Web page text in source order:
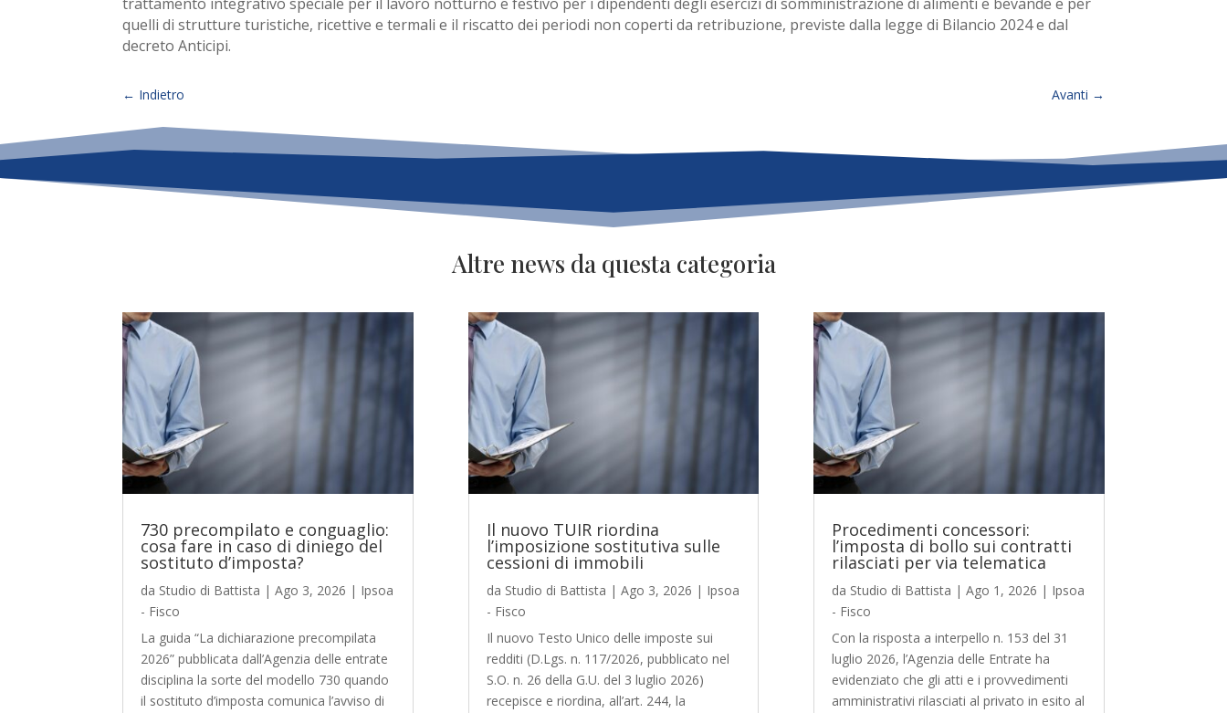
quelli di strutture turistiche, ricettive e termali e il riscatto dei periodi non coperti da retribuzione, previste dalla legge di Bilancio 2024 e dal
decreto Anticipi.
← Indietro Avanti →
Altre news da questa categoria
730 precompilato e conguaglio:
cosa fare in caso di diniego del
sostituto d’imposta?
da Studio di Battista |Ago 3, 2026 | Ipsoa
- Fisco
La guida “La dichiarazione precompilata
2026” pubblicata dall’Agenzia delle entrate
disciplina la sorte del modello 730 quando
il sostituto d’imposta comunica l’avviso di
Il nuovo TUIR riordina
l’imposizione sostitutiva sulle
cessioni di immobili
da Studio di Battista | Ago 3, 2026 | Ipsoa
- Fisco
Il nuovo Testo Unico delle imposte sui
redditi (D.Lgs. n. 117/2026, pubblicato nel
S.O. n. 26 della G.U. del 3 luglio 2026)
recepisce e riordina, all’art. 244, la
Procedimenti concessori:
l’imposta di bollo sui contratti
rilasciati per via telematica
da Studio di Battista | Ago 1, 2026 | Ipsoa
- Fisco
Con la risposta a interpello n. 153 del 31
luglio 2026, l’Agenzia delle Entrate ha
evidenziato che gli atti e i provvedimenti
amministrativi rilasciati al privato in esito al